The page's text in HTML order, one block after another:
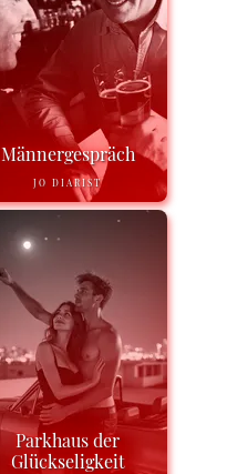
Männergespräch
JO DIARIST
Parkhaus der
Glückseligkeit